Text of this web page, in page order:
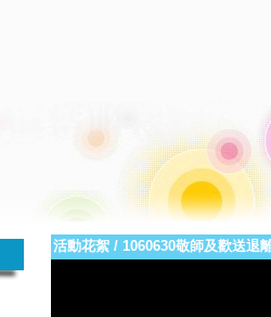
活動花絮/ 1060630敬師及歡送退